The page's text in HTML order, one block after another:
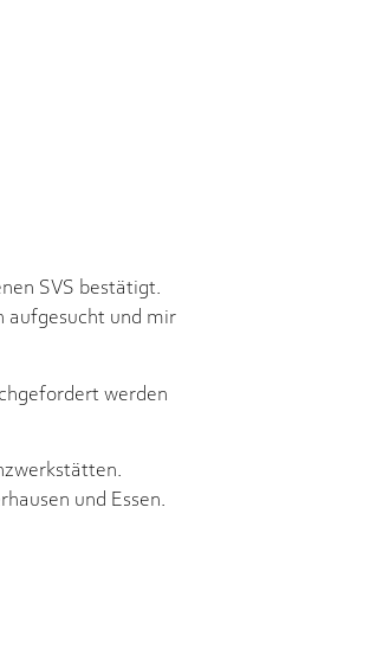
SVS bestätigt.
aufgesucht und mir
werden
und Essen.